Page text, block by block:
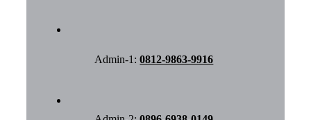
Admin-1:0812-9863-9916